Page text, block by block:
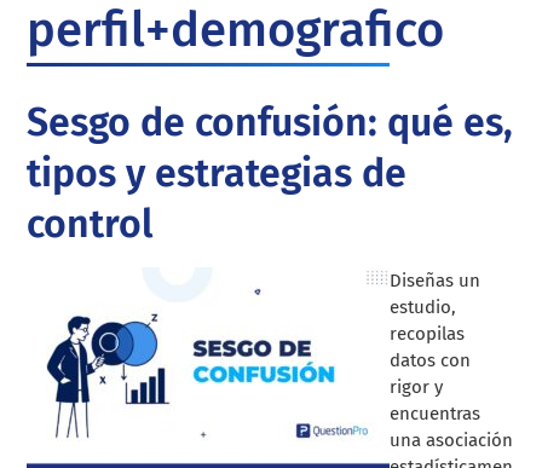
perfil+demografico
Sesgo de confusión: qué es,
tipos y estrategias de
control
Diseñas un
estudio,
recopilas
datos con
rigor y
encuentras
una asociación